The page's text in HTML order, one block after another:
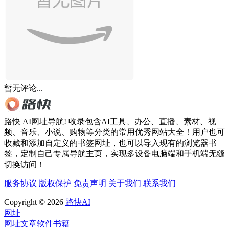
暂无评论...
路快 AI网址导航! 收录包含AI工具、办公、直播、素材、视
频、音乐、小说、购物等分类的常用优秀网站大全！用户也可
收藏和添加自定义的书签网址，也可以导入现有的浏览器书
签，定制自己专属导航主页，实现多设备电脑端和手机端无缝
切换访问！
服务协议 版权保护 免责声明 关于我们 联系我们
Copyright © 2026 路快AI
网址
网址文章软件书籍